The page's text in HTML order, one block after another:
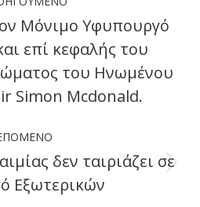
Previous
Μόνιμο Υφυπουργό
επί κεφαλής του
του Ηνωμένου
Simon Mcdonald.
Next
post:
δεν ταιριάζει σε
Εξωτερικών